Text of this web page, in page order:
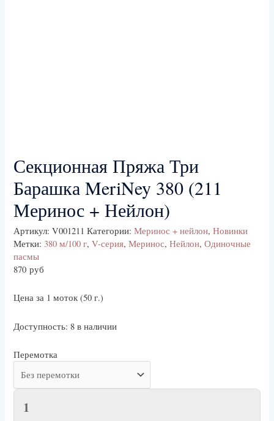
Секционная Пряжа Три
Барашка MeriNey 380 (211
Меринос + Нейлон)
Артикул:V001211 Категории:Меринос + нейлон,Новинки
Метки: 380 м/100 г,V-серия,Меринос,Нейлон,Одиночные
пасмы
870руб
Цена за 1 моток (50 г.)
Доступность: 8 в наличии
Перемотка